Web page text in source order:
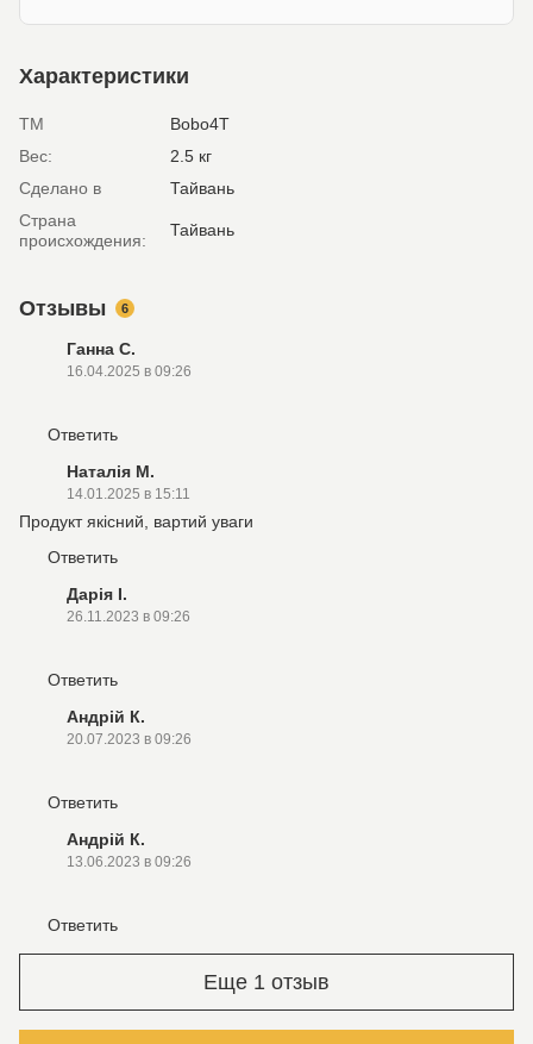
Характеристики
ТМ
Bobo4T
Вес:
2.5 кг
Сделано в
Тайвань
Страна
происхождения:
Тайвань
Отзывы 6
Ганна С.
16.04.2025 в 09:26
Ответить
Наталія М.
14.01.2025 в 15:11
Продукт якісний, вартий уваги
Ответить
Дарія І.
26.11.2023 в 09:26
Ответить
Андрій К.
20.07.2023 в 09:26
Ответить
Андрій К.
13.06.2023 в 09:26
Ответить
Еще 1 отзыв